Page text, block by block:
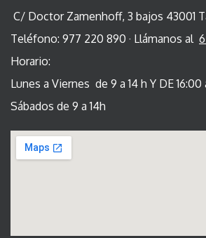
C/ Doctor Zamenhoff, 3 bajos 43001
Teléfono: 977 220 890 · Llámanos al
Horario:
Lunes a Viernes de 9 a 14 h Y DE
Sábados de 9 a 14h